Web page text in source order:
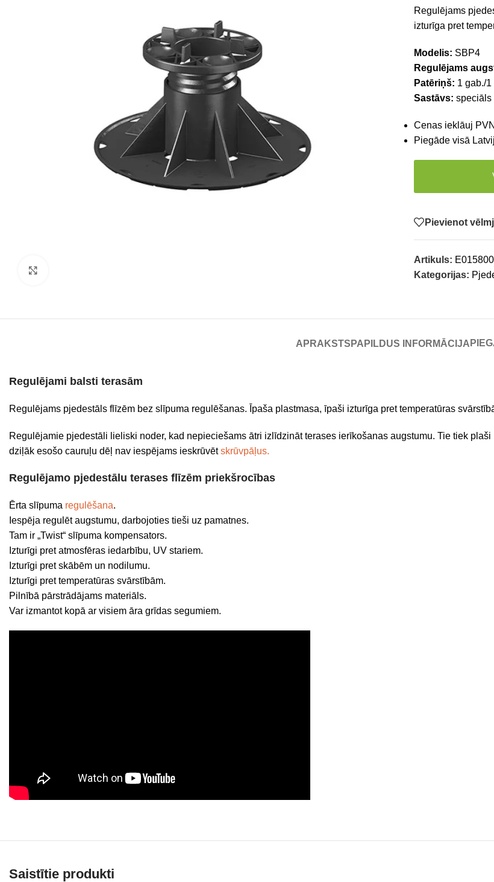
Regulējams
izturīga pret
Modelis: SBP4
Regulējams
Patēriņš: 1 gab./
Sastāvs: speciāls
Cenas ieklāuj PVN
Piegāde visā
Pievienot
Artikuls:
Kategorijas:
APRAKSTS PAPILDUS INFORMĀCIJA
Regulējami balsti terasām
Regulējams pjedestāls flīzēm bez slīpuma regulēšanas. Īpaša plastmasa, īpaši izturīga pret temperatūras
Regulējamie pjedestāli lieliski noder, kad nepieciešams ātri izlīdzināt terases ierīkošanas augstumu. Tie tiek
dziļāk esošo cauruļu dēļ nav iespējams ieskrūvētskrūvpāļus.
Regulējamo pjedestālu terases flīzēm priekšrocības
Ērta slīpuma regulēšana.
Iespēja regulēt augstumu, darbojoties tieši uz pamatnes.
Tam ir „Twist“ slīpuma kompensators.
Izturīgi pret atmosfēras iedarbību, UV stariem.
Izturīgi pret skābēm un nodilumu.
Izturīgi pret temperatūras svārstībām.
Pilnībā pārstrādājams materiāls.
Var izmantot kopā ar visiem āra grīdas segumiem.
Saistītie produkti